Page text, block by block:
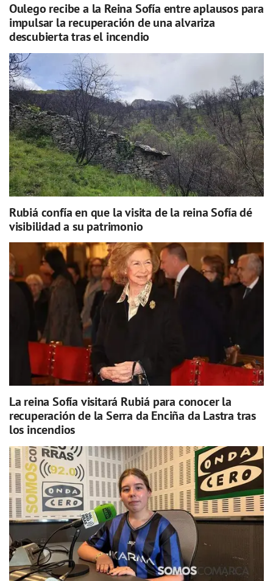
Oulego recibe a la Reina Sofía entre aplausos para
impulsar la recuperación de una alvariza
descubierta tras el incendio
Rubiá confía en que la visita de la reina Sofía dé
visibilidad a su patrimonio
La reina Sofía visitará Rubiá para conocer la
recuperación de la Serra da Enciña da Lastra tras
los incendios